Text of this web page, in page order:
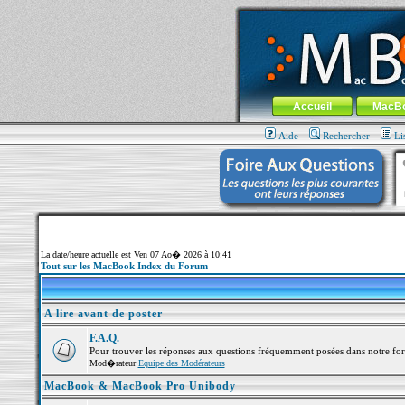
MacBook-fr.com : 100% Apple... 100%
Aller au contenu-Aller au menu
Menu général
Accueil
Aide Rechercher
La date/heure actuelle est Ven 07 Ao� 2026 à 10:41
Tout sur les MacBook Index du Forum
A lire avant de poster
F.A.Q.
Pour trouver les réponses aux questions fréquemment posées dans notre
Mod�rateurEquipe des Modérateurs
MacBook & MacBook Pro Unibody